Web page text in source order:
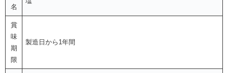
名
賞
味
期
限
製造日から1年間